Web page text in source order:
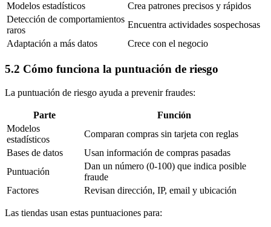
Modelos estadísticos
Crea patrones precisos y rápidos
Detección de comportamientos
raros
Encuentra actividades sospechosas
Adaptación a más datos
Crece con el negocio
5.2 Cómo funciona la puntuación de riesgo
La puntuación de riesgo ayuda a prevenir fraudes:
Parte
Función
Modelos
estadísticos
Comparan compras sin tarjeta con reglas
Bases de datos
Usan información de compras pasadas
Puntuación
Dan un número (0-100) que indica posible
fraude
Factores
Revisan dirección, IP, email y ubicación
Las tiendas usan estas puntuaciones para: